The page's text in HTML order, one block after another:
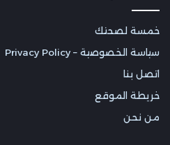
خمسة لصحتك
سياسة الخصوصية – Privacy Policy
اتصل بنا
خريطة الموقع
من نحن